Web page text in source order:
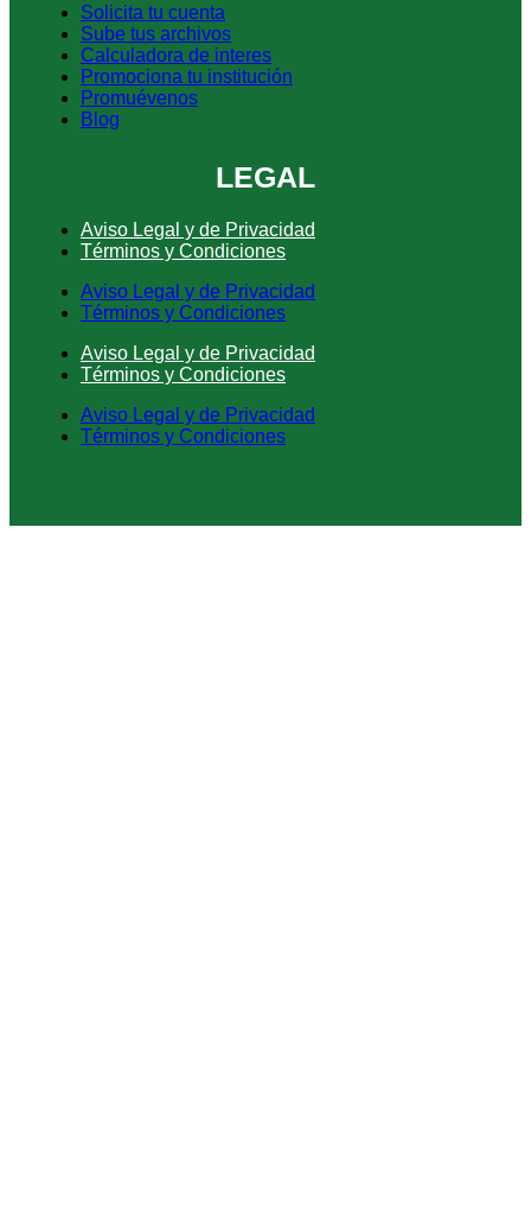
Solicita tu cuenta
Sube tus archivos
Calculadora de interes
Promociona tu institución
Promuévenos
Blog
LEGAL
Aviso Legal y de Privacidad
Términos y Condiciones
Aviso Legal y de Privacidad
Términos y Condiciones
Aviso Legal y de Privacidad
Términos y Condiciones
Aviso Legal y de Privacidad
Términos y Condiciones